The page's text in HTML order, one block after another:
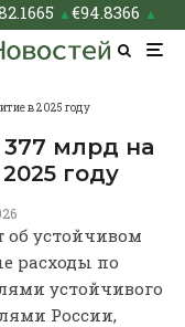
▲€94.8366 ▲
в 2025 году
млрд на
году
об устойчивом
расходы по
устойчивого
России,